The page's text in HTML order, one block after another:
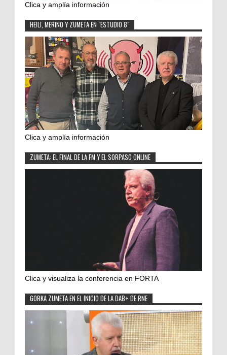
Clica y amplía información
HEILI, MERINO Y ZUMETA EN "ESTUDIO 8"
Clica y amplía información
ZUMETA: EL FINAL DE LA FM Y EL SORPASO ONLINE
Clica y visualiza la conferencia en FORTA
GORKA ZUMETA EN EL INICIO DE LA DAB+ DE RNE